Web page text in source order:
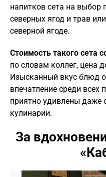
напитков сета на
северных ягод и трав
северной ягоде.
Стоимость такого сета
по словам коллег, цена
Изысканный вкус блюд
впечатление среди
приятно удивлены даже
кулинарии.
За